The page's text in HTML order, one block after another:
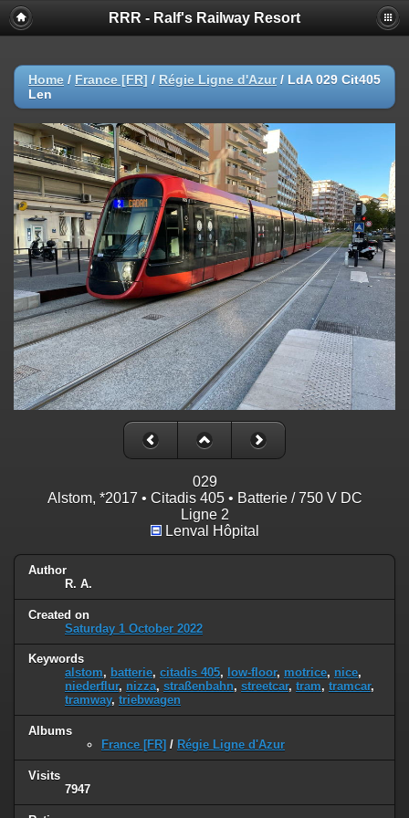
RRR - Ralf's Railway Resort
Home / France [FR] / Régie Ligne d'Azur/ LdA 029 Cit405
Len
029
Alstom, *2017 • Citadis 405 • Batterie / 750 V DC
Ligne 2
Lenval Hôpital
Author
R. A.
Created on
Saturday 1 October 2022
Keywords
alstom, batterie, citadis 405, low-floor, motrice, nice,
niederflur, nizza, straßenbahn, streetcar, tram, tramcar,
tramway, triebwagen
Albums
France [FR] / Régie Ligne d'Azur
Visits
7947